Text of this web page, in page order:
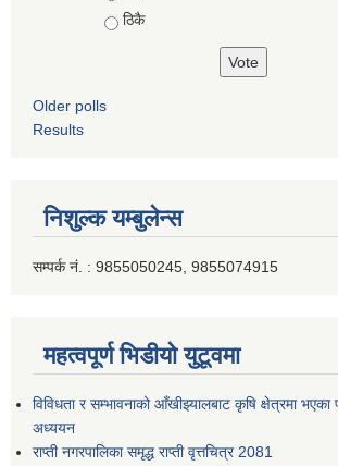
ठिकै
Older polls
Results
निशुल्क यम्बुलेन्स
सम्पर्क नं. : 9855050245, 9855074915
महत्वपूर्ण भिडीयो युटूवमा
विविधता र सम्भावनाको आँखीझ्यालबाट कृषि क्षेत्रमा भएका
अध्ययन
राप्ती नगरपालिका समृद्ध राप्ती वृत्तचित्र 2081